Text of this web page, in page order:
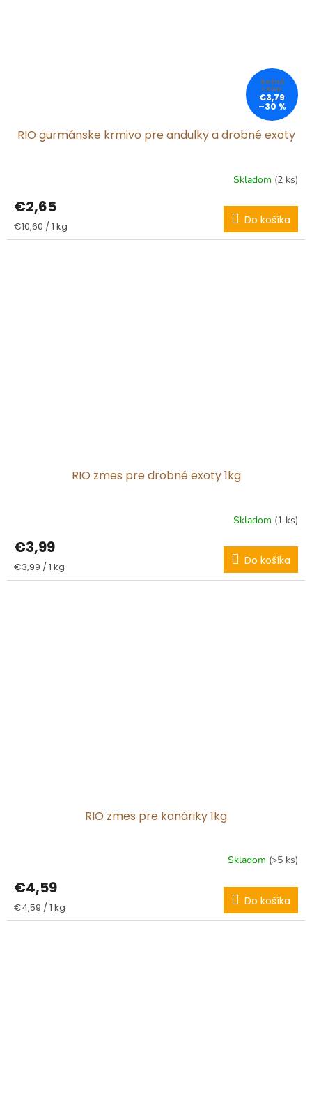
€3,79
–30 %
RIO gurmánske krmivo pre andulky a drobné exoty
Skladom (2 ks)
€2,65
Jednotková
cena:
€10,60 / 1 kg Do košíka
RIO zmes pre drobné exoty 1kg
Skladom (1 ks)
€3,99
Jednotková
cena:
€3,99 / 1 kg Do košíka
RIO zmes pre kanáriky 1kg
Skladom (>5 ks)
€4,59
Jednotková
cena:
€4,59 / 1 kg Do košíka